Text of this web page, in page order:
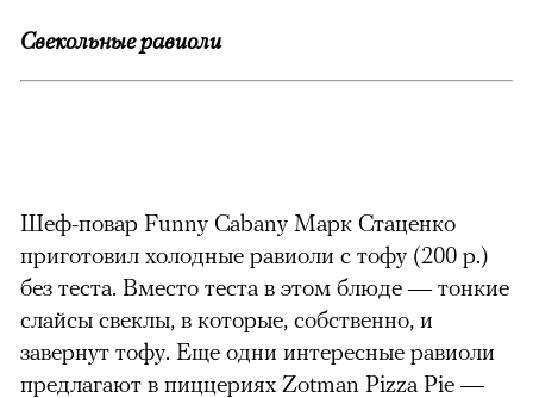
Свекольные равиоли
Шеф-повар Funny Cabany Марк Стаценко
приготовил холодные равиоли с тофу (200 р.)
без теста. Вместо теста в этом блюде — тонкие
слайсы свеклы, в которые, собственно, и
завернут тофу. Еще одни интересные равиоли
предлагают в пиццериях Zotman Pizza Pie —